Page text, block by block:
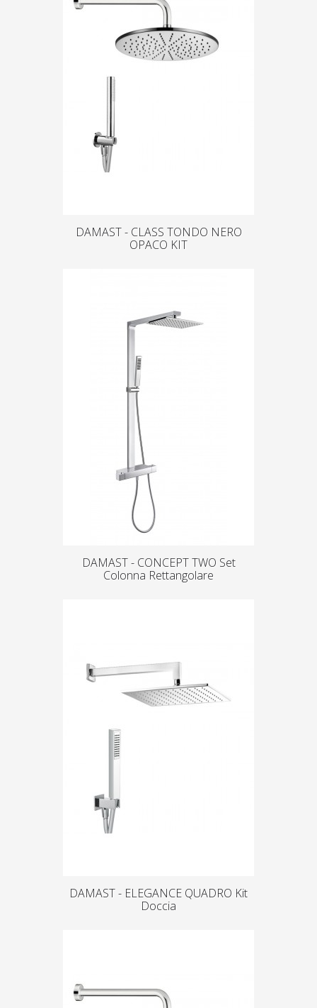
DAMAST - CLASS TONDO NERO
OPACO KIT
DAMAST - CONCEPT TWO Set
Colonna Rettangolare
DAMAST - ELEGANCE QUADRO Kit
Doccia